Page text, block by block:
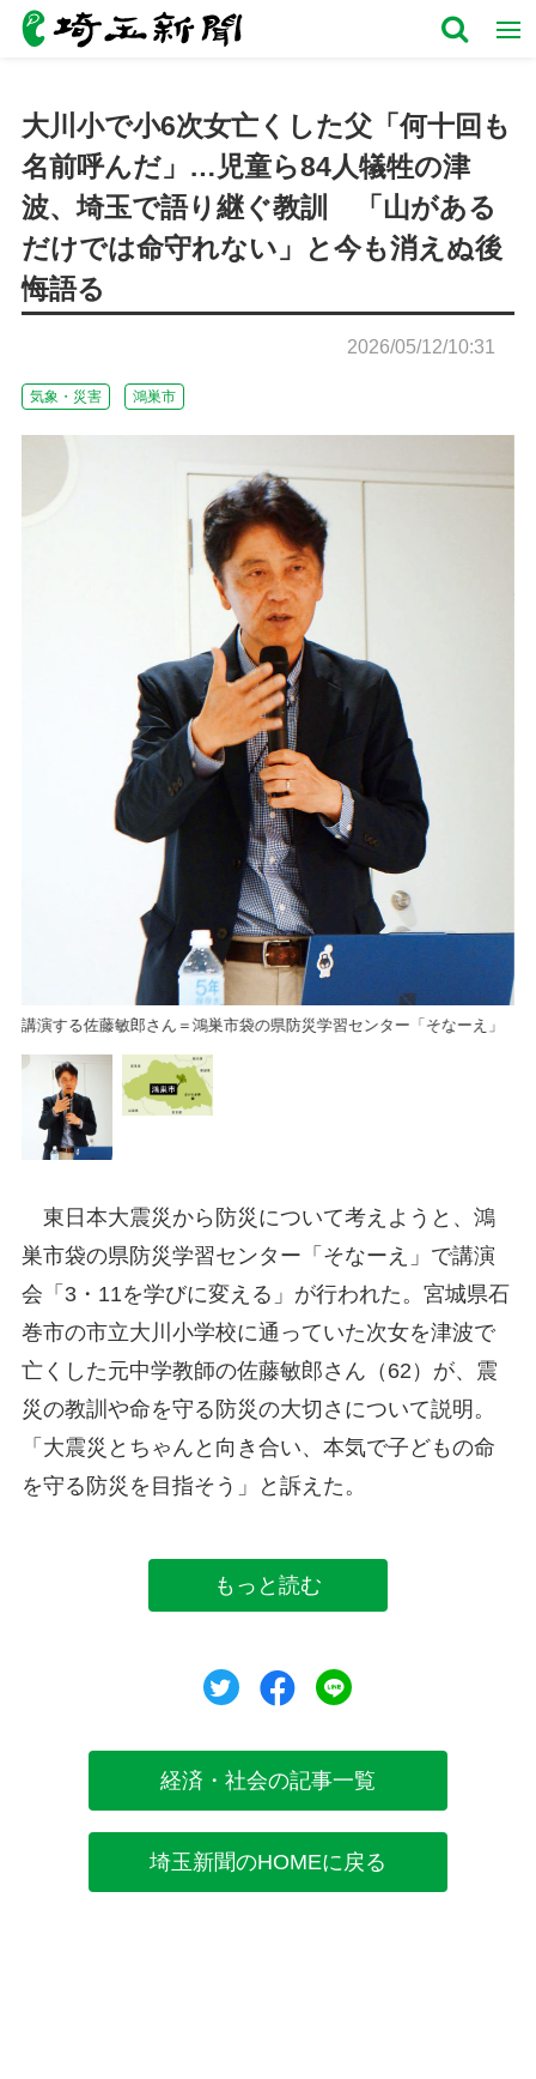
大川小で小6次女亡くした父「何十回も
名前呼んだ」…児童ら84人犠牲の津
波、埼玉で語り継ぐ教訓 「山がある
だけでは命守れない」と今も消えぬ後
悔語る
2026/05/12/10:31
気象・災害 鴻巣市
講演する佐藤敏郎さん＝鴻巣市袋の県防災学習センター「そなーえ」
東日本大震災から防災について考えようと、鴻
巣市袋の県防災学習センター「そなーえ」で講演
会「3・11を学びに変える」が行われた。宮城県石
巻市の市立大川小学校に通っていた次女を津波で
亡くした元中学教師の佐藤敏郎さん（62）が、震
災の教訓や命を守る防災の大切さについて説明。
「大震災とちゃんと向き合い、本気で子どもの命
を守る防災を目指そう」と訴えた。
もっと読む
ツイートシェア
経済・社会の記事一覧
埼玉新聞のHOMEに戻る